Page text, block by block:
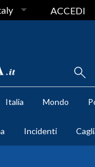
ACCEDI
Italia Mondo
Incidenti